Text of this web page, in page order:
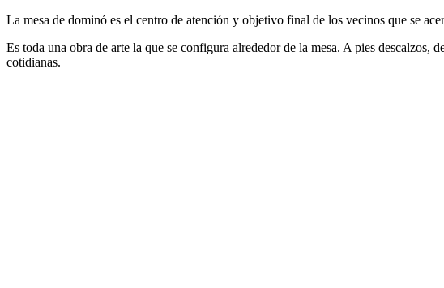
La mesa de dominó es el centro de atención y objetivo final de los vecinos que se
Es toda una obra de arte la que se configura alrededor de la mesa. A pies descalzos,
cotidianas.